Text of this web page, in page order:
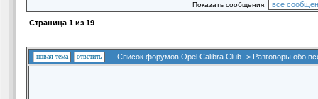
Показать сообщения:
Страница 1из 19
новая тема ответить Список форумов Opel Calibra Club-> Разговоры обо